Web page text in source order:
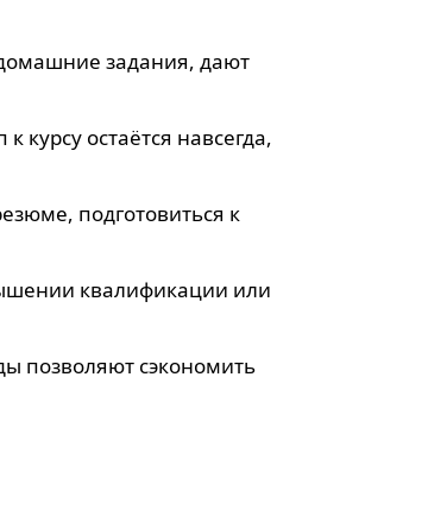
задания, дают
курсу остаётся навсегда,
подготовиться к
квалификации или
позволяют сэкономить